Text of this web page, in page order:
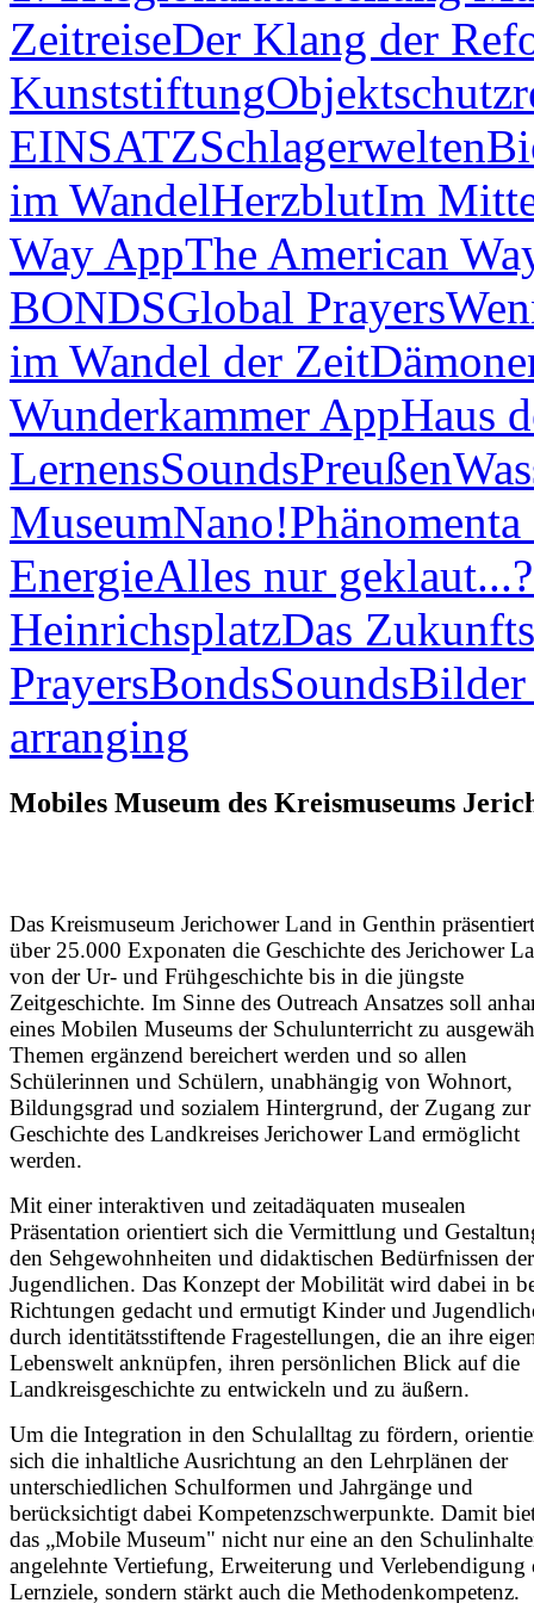
ZeitreiseDer Klang der
Kunststiftung
EINSATZSchlagerwelten
im WandelHerzblutIm
Way AppThe American
BONDSGlobal Prayers
im Wandel der Zeit
Wunderkammer AppHaus
LernensSoundsPreußen
MuseumNano!
EnergieAlles nur geklaut...?
HeinrichsplatzDas
PrayersBondsSoundsBilder
arranging
Mobiles Museum des Kreismuseums
Das Kreismuseum Jerichower Land in Genthin
über 25.000 Exponaten die Geschichte des Jerichower
von der Ur- und Frühgeschichte bis in die jüngste
Zeitgeschichte. Im Sinne des Outreach Ansatzes soll
eines Mobilen Museums der Schulunterricht zu
Themen ergänzend bereichert werden und so allen
Schülerinnen und Schülern, unabhängig von Wohnort,
Bildungsgrad und sozialem Hintergrund, der Zugang zur
Geschichte des Landkreises Jerichower Land ermöglicht
werden.
Mit einer interaktiven und zeitadäquaten musealen
Präsentation orientiert sich die Vermittlung und
den Sehgewohnheiten und didaktischen Bedürfnissen der
Jugendlichen. Das Konzept der Mobilität wird dabei in
Richtungen gedacht und ermutigt Kinder und
durch identitätsstiftende Fragestellungen, die an ihre
Lebenswelt anknüpfen, ihren persönlichen Blick auf die
Landkreisgeschichte zu entwickeln und zu äußern.
Um die Integration in den Schulalltag zu fördern,
sich die inhaltliche Ausrichtung an den Lehrplänen der
unterschiedlichen Schulformen und Jahrgänge und
berücksichtigt dabei Kompetenzschwerpunkte. Damit
das „Mobile Museum" nicht nur eine an den
angelehnte Vertiefung, Erweiterung und Verlebendigung
Lernziele, sondern stärkt auch die Methodenkompetenz.